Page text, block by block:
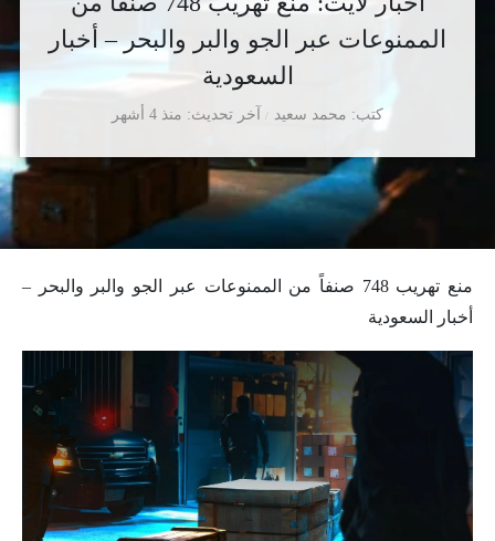
الممنوعات عبر الجو والبر والبحر – أخبار
السعودية
كتب محمد سعيد آخر تحديث منذ 4 أشهر
منع تهريب 748 صنفاً من الممنوعات عبر الجو والبر والبحر –
أخبار السعودية